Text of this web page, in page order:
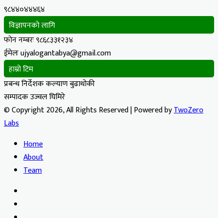
९८४४०४४४६४
विज्ञापनको लागि
फोन नम्बरः ९८६८३३१२३४
ईमेलः ujyalogantabya@gmail.com
हाम्रो टिम
प्रबन्ध निर्देशक कल्याण बुढाथोकी
सम्पादक उज्वल घिमिरे
© Copyright 2026, All Rights Reserved | Powered byTwoZero
Labs
Home
About
Team